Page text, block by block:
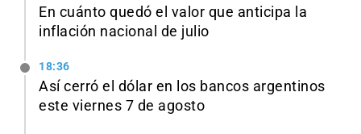
En cuánto quedó el valor que anticipa la
inflación nacional de julio
18:36
Así cerró el dólar en los bancos argentinos
este viernes 7 de agosto